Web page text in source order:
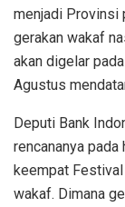
menjadi Provinsi
gerakan wakaf
akan digelar
Agustus
Deputi Bank
rencananya
keempat Festival
wakaf. Dimana